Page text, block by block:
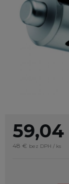
59,04
48 € bez DPH / ks